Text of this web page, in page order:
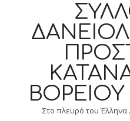
Στο πλευρό του